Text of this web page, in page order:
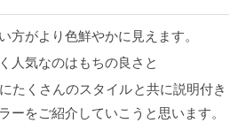
方がより色鮮やかに見えます。
人気なのはもちの良さと
たくさんのスタイルと共に説明付き
ーをご紹介していこうと思います。